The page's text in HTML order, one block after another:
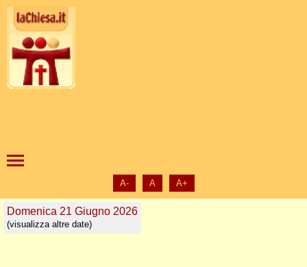
A- A A+
Domenica 21 Giugno 2026
(visualizza altre date)